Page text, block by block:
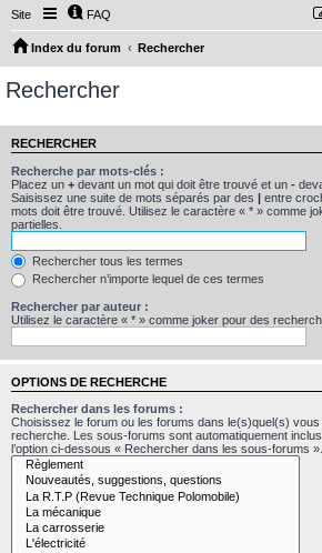
Site FAQ
Index du forum Rechercher
Rechercher
RECHERCHER
Recherche par mots-clés :
Placez un + devant un mot qui doit être trouvé et un -
Saisissez une suite de mots séparés par des | entre
mots doit être trouvé. Utilisez le caractère « * » comme
partielles.
Rechercher tous les termes
Rechercher n’importe lequel de ces termes
Rechercher par auteur :
Utilisez le caractère « * » comme joker pour des
OPTIONS DE RECHERCHE
Rechercher dans les forums :
Choisissez le forum ou les forums dans le(s)quel(s)
recherche. Les sous-forums sont automatiquement
l’option ci-dessous « Rechercher dans les sous-forums ».